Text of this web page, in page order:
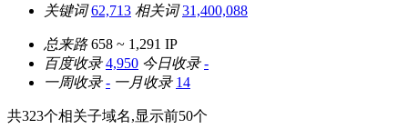
关键词 62,713 相关词 31,400,088
总来路 658 ~ 1,291 IP
百度收录 4,950 今日收录 -
一周收录 - 一月收录 14
共323个相关子域名,显示前50个